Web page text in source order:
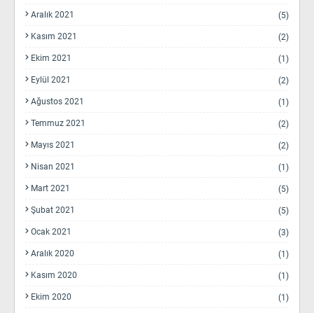
Aralık 2021 (5)
Kasım 2021 (2)
Ekim 2021 (1)
Eylül 2021 (2)
Ağustos 2021 (1)
Temmuz 2021 (2)
Mayıs 2021 (2)
Nisan 2021 (1)
Mart 2021 (5)
Şubat 2021 (5)
Ocak 2021 (3)
Aralık 2020 (1)
Kasım 2020 (1)
Ekim 2020 (1)